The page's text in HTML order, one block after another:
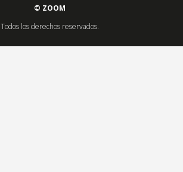
© ZOOM
Todos los derechos reservados.